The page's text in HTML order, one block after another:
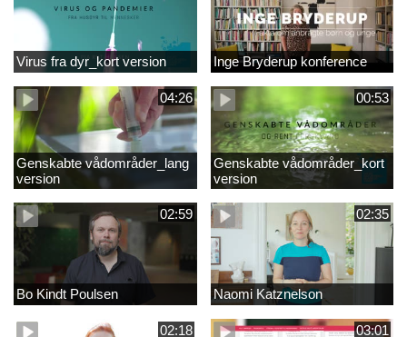
Virus fra dyr_kort version Inge Bryderup konference
04:26
Genskabte vådområder_lang
version
00:53
Genskabte vådområder_kort
version
02:59
Bo Kindt Poulsen
02:35
Naomi Katznelson
02:18 03:01